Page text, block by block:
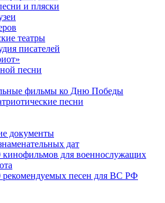
и пляски
театры
писателей
песни
фильмы ко Дню Победы
песни
документы
дат
кинофильмов для военнослужащих
рекомендуемых песен для ВС РФ